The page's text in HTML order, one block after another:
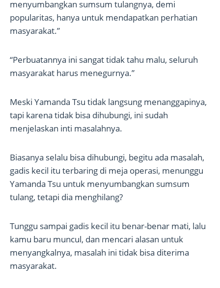
menyumbangkan sumsum tulangnya, demi
popularitas, hanya untuk mendapatkan perhatian
masyarakat.”
“Perbuatannya ini sangat tidak tahu malu, seluruh
masyarakat harus menegurnya.”
Meski Yamanda Tsu tidak langsung menanggapinya,
tapi karena tidak bisa dihubungi, ini sudah
menjelaskan inti masalahnya.
Biasanya selalu bisa dihubungi, begitu ada masalah,
gadis kecil itu terbaring di meja operasi, menunggu
Yamanda Tsu untuk menyumbangkan sumsum
tulang, tetapi dia menghilang?
Tunggu sampai gadis kecil itu benar-benar mati, lalu
kamu baru muncul, dan mencari alasan untuk
menyangkalnya, masalah ini tidak bisa diterima
masyarakat.